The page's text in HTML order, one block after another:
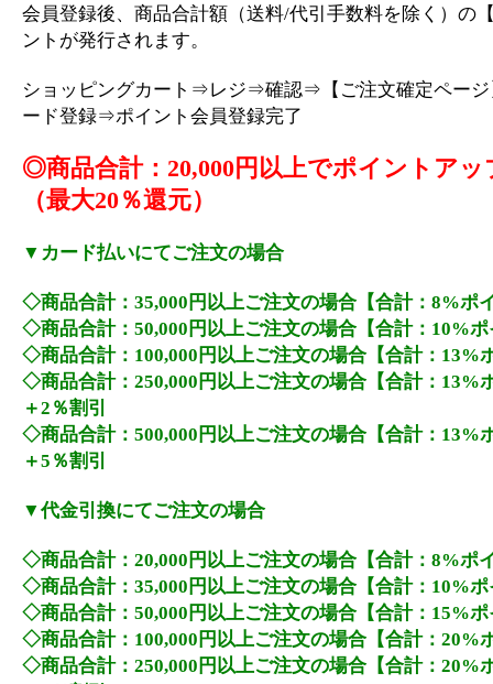
会員登録後、商品合計額（送料/代引手数料を除く）の
ントが発行されます。
ショッピングカート⇒レジ⇒確認⇒【ご注文確定ページ
ード登録⇒ポイント会員登録完了
◎商品合計：20,000円以上でポイントアッ
（最大20％還元）
▼カード払いにてご注文の場合
◇商品合計：35,000円以上ご注文の場合【合計：8%ポ
◇商品合計：50,000円以上ご注文の場合【合計：10%
◇商品合計：100,000円以上ご注文の場合【合計：13%
◇商品合計：250,000円以上ご注文の場合【合計：13%
＋2％割引
◇商品合計：500,000円以上ご注文の場合【合計：13%
＋5％割引
▼代金引換にてご注文の場合
◇商品合計：20,000円以上ご注文の場合【合計：8%ポ
◇商品合計：35,000円以上ご注文の場合【合計：10%
◇商品合計：50,000円以上ご注文の場合【合計：15%
◇商品合計：100,000円以上ご注文の場合【合計：20%
◇商品合計：250,000円以上ご注文の場合【合計：20%